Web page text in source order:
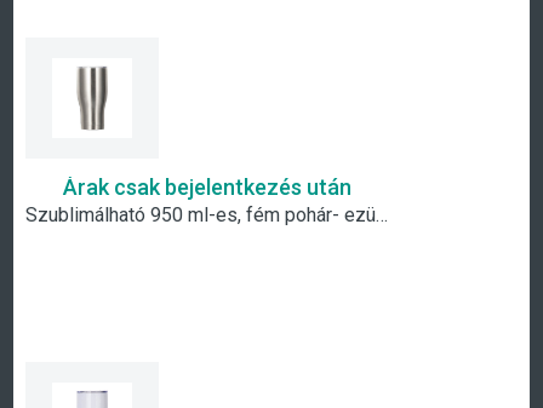
Árak csak bejelentkezés után
Szublimálható 950 ml-es, fém pohár- ezüst